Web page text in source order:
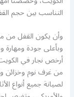
التناسب بين حجم
وأن يكون القفل من
وبأعلى جودة ومهارة
أرخص نجار في
من غرف نوم وخزائن
لصيانة جميع أنواع